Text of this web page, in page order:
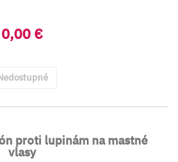
0,00 €
proti lupinám na mastné
vlasy